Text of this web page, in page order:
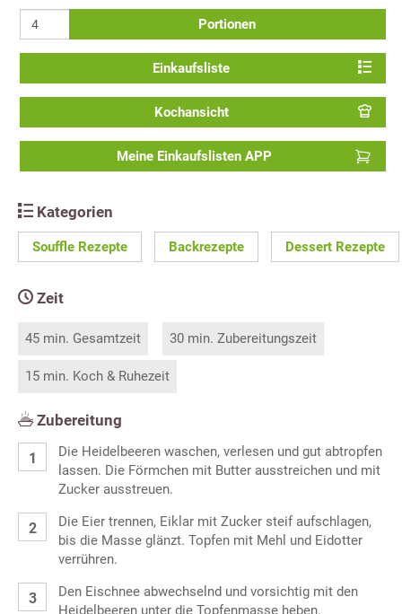
Portionen
Einkaufsliste
Kochansicht
Meine Einkaufslisten APP
Kategorien
Souffle Rezepte Backrezepte Dessert Rezepte
Zeit
45 min. Gesamtzeit 30 min. Zubereitungszeit
15 min. Koch & Ruhezeit
Zubereitung
Die Heidelbeeren waschen, verlesen und gut abtropfen
lassen. Die Förmchen mit Butter ausstreichen und mit
Zucker ausstreuen.
Die Eier trennen, Eiklar mit Zucker steif aufschlagen,
bis die Masse glänzt. Topfen mit Mehl und Eidotter
verrühren.
Den Eischnee abwechselnd und vorsichtig mit den
Heidelbeeren unter die Topfenmasse heben.